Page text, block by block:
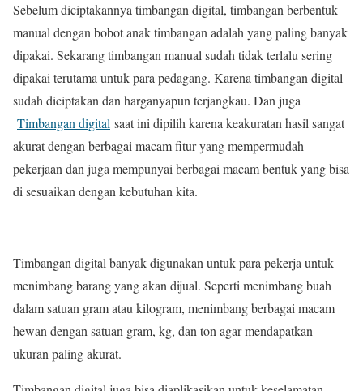
Sebelum diciptakannya timbangan digital, timbangan berbentuk
manual dengan bobot anak timbangan adalah yang paling banyak
dipakai. Sekarang timbangan manual sudah tidak terlalu sering
dipakai terutama untuk para pedagang. Karena timbangan digital
sudah diciptakan dan harganyapun terjangkau. Dan juga
Timbangan digital saat ini dipilih karena keakuratan hasil sangat
akurat dengan berbagai macam fitur yang mempermudah
pekerjaan dan juga mempunyai berbagai macam bentuk yang bisa
di sesuaikan dengan kebutuhan kita.
Timbangan digital banyak digunakan untuk para pekerja untuk
menimbang barang yang akan dijual. Seperti menimbang buah
dalam satuan gram atau kilogram, menimbang berbagai macam
hewan dengan satuan gram, kg, dan ton agar mendapatkan
ukuran paling akurat.